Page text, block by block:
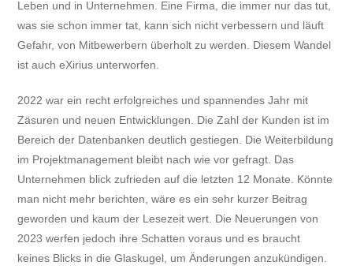
Leben und in Unternehmen. Eine Firma, die immer nur das tut,
was sie schon immer tat, kann sich nicht verbessern und läuft
Gefahr, von Mitbewerbern überholt zu werden. Diesem Wandel
ist auch eXirius unterworfen.
2022 war ein recht erfolgreiches und spannendes Jahr mit
Zäsuren und neuen Entwicklungen. Die Zahl der Kunden ist im
Bereich der Datenbanken deutlich gestiegen. Die Weiterbildung
im Projektmanagement bleibt nach wie vor gefragt. Das
Unternehmen blick zufrieden auf die letzten 12 Monate. Könnte
man nicht mehr berichten, wäre es ein sehr kurzer Beitrag
geworden und kaum der Lesezeit wert. Die Neuerungen von
2023 werfen jedoch ihre Schatten voraus und es braucht
keines Blicks in die Glaskugel, um Änderungen anzukündigen.